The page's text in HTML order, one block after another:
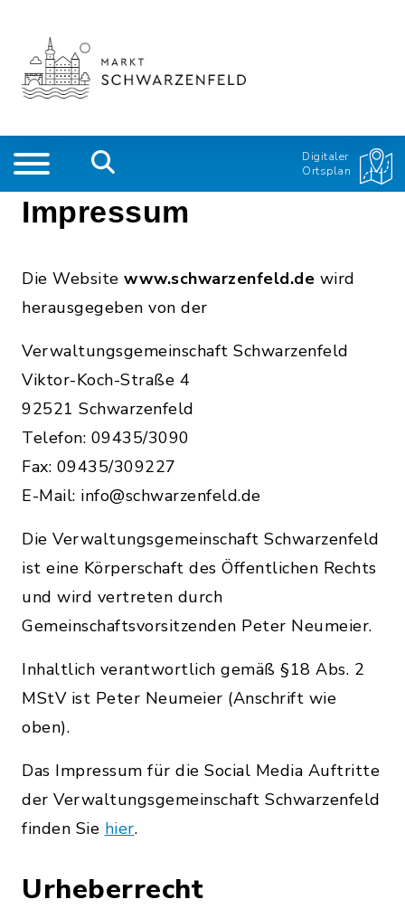
Digitaler
Ortsplan
Impressum
Die Website www.schwarzenfeld.de wird
herausgegeben von der
Verwaltungsgemeinschaft Schwarzenfeld
Viktor-Koch-Straße 4
92521 Schwarzenfeld
Telefon: 09435/3090
Fax: 09435/309227
E-Mail: info@schwarzenfeld.de
Die Verwaltungsgemeinschaft Schwarzenfeld
ist eine Körperschaft des Öffentlichen Rechts
und wird vertreten durch
Gemeinschaftsvorsitzenden Peter Neumeier.
Inhaltlich verantwortlich gemäß §18 Abs. 2
MStV ist Peter Neumeier (Anschrift wie
oben).
Das Impressum für die Social Media Auftritte
der Verwaltungsgemeinschaft Schwarzenfeld
finden Sie hier.
Urheberrecht